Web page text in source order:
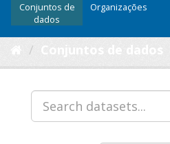
Conjuntos de
dados
Organizações